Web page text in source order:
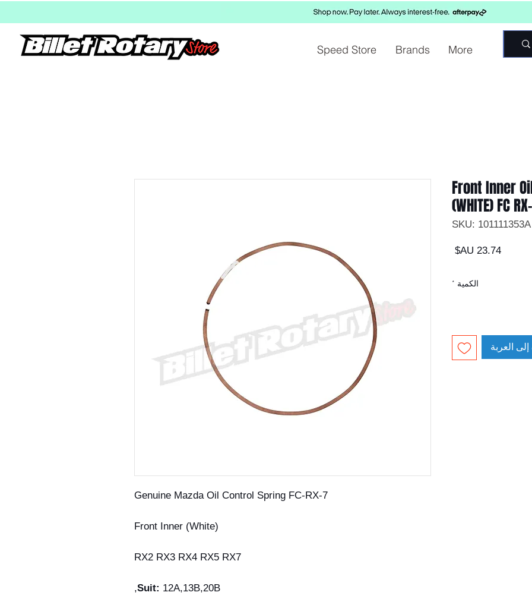
Speed Store Brands More
Genuine Mazda Oil Control Spring FC-RX-7
Front Inner (White)
RX2 RX3 RX4 RX5 RX7
Suit: 12A,13B,20B,
Front Inner
(WHITE) FC
السعر
الكمية *
العربة